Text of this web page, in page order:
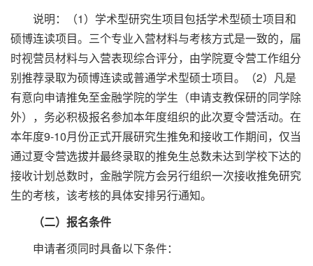
说明：（1）学术型研究生项目包括学术型硕士项目和
硕博连读项目。三个专业入营材料与考核方式是一致的，届
时视营员材料与入营表现综合评分，由学院夏令营工作组分
别推荐录取为硕博连读或普通学术型硕士项目。（2）凡是
有意向申请推免至金融学院的学生（申请支教保研的同学除
外），务必积极报名参加本年度组织的此次夏令营活动。在
本年度9-10月份正式开展研究生推免和接收工作期间，仅当
通过夏令营选拔并最终录取的推免生总数未达到学校下达的
接收计划总数时，金融学院方会另行组织一次接收推免研究
生的考核，该考核的具体安排另行通知。
（二）报名条件
申请者须同时具备以下条件：